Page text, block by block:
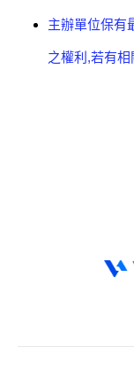
主辦單位保有
之權利,若有